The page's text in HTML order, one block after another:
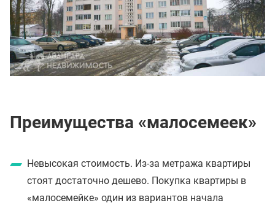
Преимущества «малосемеек»
Невысокая стоимость. Из-за метража квартиры
стоят достаточно дешево. Покупка квартиры в
«малосемейке» один из вариантов начала